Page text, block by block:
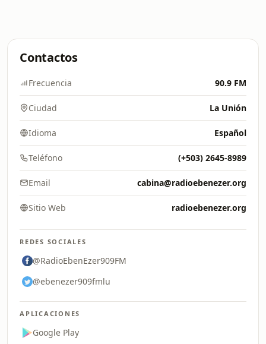
Contactos
Frecuencia 90.9 FM
Ciudad La Unión
Idioma Español
Teléfono (+503) 2645-8989
Email cabina@radioebenezer.org
Sitio Web radioebenezer.org
REDES SOCIALES
@RadioEbenEzer909FM
@ebenezer909fmlu
APLICACIONES
Google Play